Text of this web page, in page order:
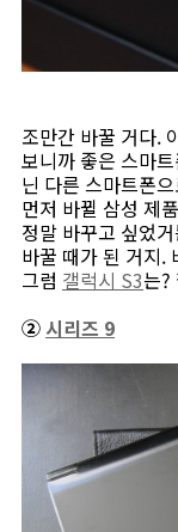
조만간 바꿀 거다.
보니까 좋은 스마
닌 다른 스마트폰
먼저 바뀔 삼성 제
정말 바꾸고 싶었
바꿀 때가 된 거지.
그럼 갤럭시 S3는?
② 시리즈 9